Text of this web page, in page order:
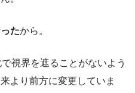
たから。
視界を遮ることがないよう
より前方に変更していま